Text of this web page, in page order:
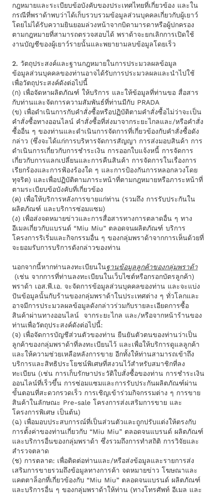
กฎหมายและระเบียบข้อบังคับของประเทศไทยที่เกี่ยวข้อง และใน
กรณีที่พราด้าพบว่าได้เก็บรวบรวมข้อมูลส่วนบุคคลเกี่ยวกับผู้เยาว์
โดยไม่ได้รับความยินยอมล่วงหน้าจากบิดามารดาหรือผู้ปกครอง
ตามกฎหมายที่สามารถตรวจสอบได้ พราด้าจะยกเลิกการเปิดใช้
งานบัญชีของผู้เยาว์รายนั้นและพยายามลบข้อมูลโดยเร็ว
2. วัตถุประสงค์และฐานกฎหมายในการประมวลผลข้อมูล
ข้อมูลส่วนบุคคลของท่านอาจได้รับการประมวลผลและนำไปใช้
เพื่อวัตถุประสงค์ดังต่อไปนี้
(ก) เพื่อจัดหาผลิตภัณฑ์ ให้บริการ และให้ข้อมูลที่ท่านขอ สื่อสาร
กับท่านและจัดการความสัมพันธ์ที่ท่านมีกับ PRADA
(ข) เพื่อดำเนินการกับคำสั่งซื้อหรือปฏิบัติตามคำสั่งซื้อไม่ว่าจะเป็น
คำสั่งซื้อทางออนไลน์ คำสั่งซื้อที่ส่งมาจากระยะไกลและ/หรือคําสั่ง
ซื้ออื่น ๆ ของท่านและดำเนินการจัดการที่เกี่ยวข้องกับคำสั่งซื้อดัง
กล่าว (ซึ่งจะได้แก่การบริหารจัดการสัญญา การส่งมอบสินค้า การ
ดำเนินการเกี่ยวกับการชําระเงิน การออกใบแจ้งหนี้ การจัดการ
เกี่ยวกับการแลกเปลี่ยนและการคืนสินค้า การจัดการในเรื่องการ
เรียกร้องและการฟ้องร้องใด ๆ และการป้องกันการหลอกลวงโดย
ทุจริต) และเพื่อปฏิบัติตามภาระหน้าที่ตามกฎหมายหรือภาระหน้าที่
ตามระเบียบข้อบังคับที่เกี่ยวข้อง
(ค) เพื่อให้บริการหลังการขายแก่ท่าน (รวมถึง การรับประกันใน
ผลิตภัณฑ์ และบริการซ่อมแซม)
(ง) เพื่อส่งจดหมายข่าวและการสื่อสารทางการตลาดอื่น ๆ ทาง
อีเมลเกี่ยวกับแบรนด์ “Miu Miu” ตลอดจนผลิตภัณฑ์ บริการ
โครงการริเริ่มและกิจกรรมอื่น ๆ ของกลุ่มพราด้าจากการเห็นด้วยที่
จะยอมรับการบริการดังกล่าวของท่าน
นอกจากนี้หากท่านลงทะเบียนในฐานข้อมูลลูกค้าของกลุ่มพราด้า
(เช่น จากการที่ท่านลงทะเบียนในเว็บไซต์หรือกรอกบัตรลูกค้า)
พราด้า เอส.พี.เอ. จะจัดการข้อมูลส่วนบุคคลของท่าน และจะแบ่ง
ปันข้อมูลนั้นกับร้านของกลุ่มพราด้าในประเทศต่าง ๆ ทั่วโลกและ
อาจมีการประมวลผลข้อมูลดังกล่าวร่วมกับรายละเอียดการซื้อ
สินค้าผ่านทางออนไลน์ จากระยะไกล และ/หรือจากหน้าร้านของ
ท่านเพื่อวัตถุประสงค์ดังต่อไปนี้:
(จ) เพื่อจัดการบัญชีส่วนตัวของท่าน ยืนยันตัวตนของท่านว่าเป็น
ลูกค้าของกลุ่มพราด้าที่ลงทะเบียนไว้ และเพื่อให้บริการดูแลลูกค้า
และให้ความช่วยเหลือหลังการขาย อีกทั้งให้ท่านสามารถเข้าถึง
บริการและสิทธิประโยชน์พิเศษที่สงวนไว้สําหรับสมาชิกที่ลง
ทะเบียน (เช่น การเก็บรักษาประวัติใบสั่งซื้อของท่าน การชําระเงิน
ออนไลน์ที่เร็วขึ้น การซ่อมแซมและการรับประกันผลิตภัณฑ์ผ่าน
ขั้นตอนที่สะดวกรวดเร็ว การเชิญเข้าร่วมกิจกรรมต่าง ๆ การขาย
สินค้าในลักษณะ Pre-sale โครงการส่งเสริมการขาย และ
โครงการพิเศษ เป็นต้น)
(ฉ) เพื่อมอบประสบการณ์ที่เป็นส่วนตัวและถูกปรับแต่งให้ตรงกับ
การตั้งค่าของท่านเกี่ยวกับ “Miu Miu” ตลอดจนแบรนด์ ผลิตภัณฑ์
และบริการอื่นของกลุ่มพราด้า ซึ่งรวมถึงการทําสถิติ การวิจัยและ
สำรวจตลาด
(ช) การตลาด: เพื่อติดต่อท่านและ/หรือส่งข้อมูลและรายการส่ง
เสริมการขายรวมถึงข้อมูลทางการค้า จดหมายข่าว โฆษณาและ
แคตตาล็อกที่เกี่ยวข้องกับ “Miu Miu” ตลอดจนแบรนด์ ผลิตภัณฑ์
และบริการอื่น ๆ ของกลุ่มพราด้าให้ท่าน (ทางโทรศัพท์ อีเมล และ